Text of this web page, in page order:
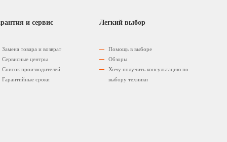
и сервис
Замена товара и возврат
Сервисные центры
Список производителей
Гарантийные сроки
Легкий выбор
Помощь в выборе
Обзоры
Хочу получить консультацию по
выбору техники